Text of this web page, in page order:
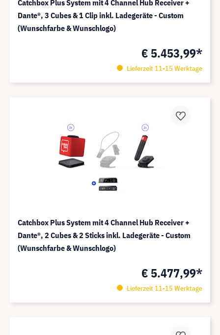
Catchbox Plus System mit 4 Channel Hub Receiver +
Dante®️, 3 Cubes & 1 Clip inkl. Ladegeräte - Custom
(Wunschfarbe & Wunschlogo)
€ 5.453,99*
Lieferzeit 11-15 Werktage
Catchbox Plus System mit 4 Channel Hub Receiver +
Dante®️, 2 Cubes & 2 Sticks inkl. Ladegeräte - Custom
(Wunschfarbe & Wunschlogo)
€ 5.477,99*
Lieferzeit 11-15 Werktage